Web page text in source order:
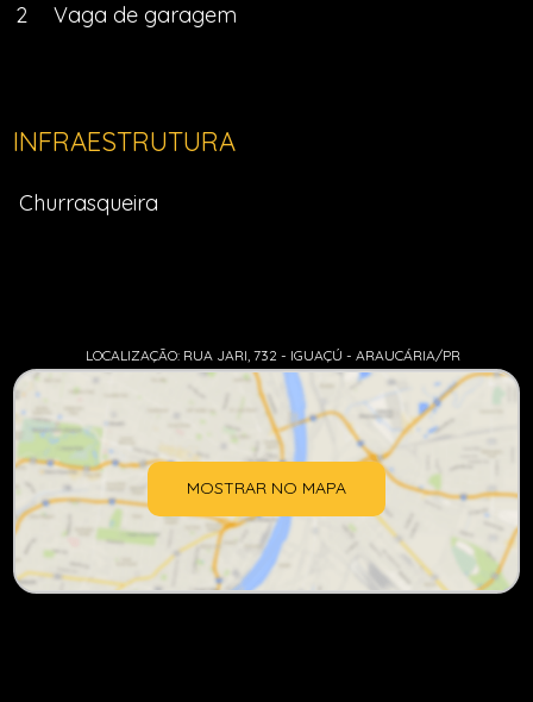
2
Vaga de garagem
INFRAESTRUTURA
Churrasqueira
LOCALIZAÇÃO: RUA JARI, 732 - IGUAÇÚ - ARAUCÁRIA/PR
MOSTRAR NO MAPA